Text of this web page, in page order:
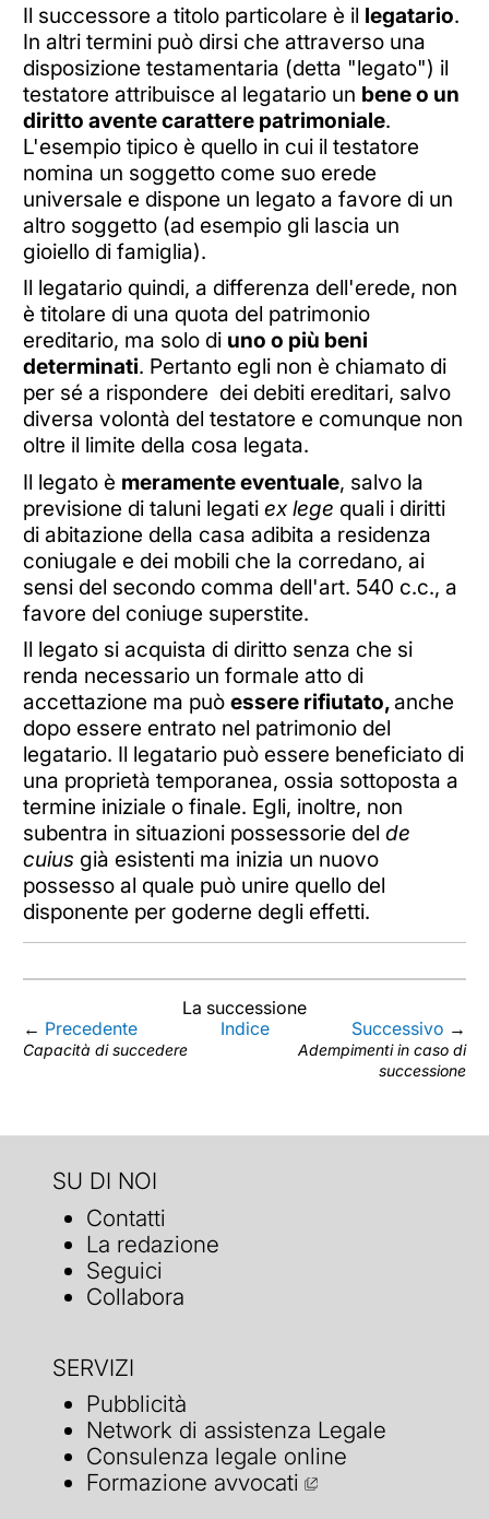
Il successore a titolo particolare è il legatario.
In altri termini può dirsi che attraverso una
disposizione testamentaria (detta "legato") il
testatore attribuisce al legatario un bene o un
diritto avente carattere patrimoniale.
L'esempio tipico è quello in cui il testatore
nomina un soggetto come suo erede
universale e dispone un legato a favore di un
altro soggetto (ad esempio gli lascia un
gioiello di famiglia).
Il legatario quindi, a differenza dell'erede, non
è titolare di una quota del patrimonio
ereditario, ma solo di uno o più beni
determinati. Pertanto egli non è chiamato di
per sé a rispondere dei debiti ereditari, salvo
diversa volontà del testatore e comunque non
oltre il limite della cosa legata.
Il legato è meramente eventuale, salvo la
previsione di taluni legati ex lege quali i diritti
di abitazione della casa adibita a residenza
coniugale e dei mobili che la corredano, ai
sensi del secondo comma dell'art. 540 c.c., a
favore del coniuge superstite.
Il legato si acquista di diritto senza che si
renda necessario un formale atto di
accettazione ma può essere rifiutato,anche
dopo essere entrato nel patrimonio del
legatario. Il legatario può essere beneficiato di
una proprietà temporanea, ossia sottoposta a
termine iniziale o finale. Egli, inoltre, non
subentra in situazioni possessorie del de
cuius già esistenti ma inizia un nuovo
possesso al quale può unire quello del
disponente per goderne degli effetti.
La successione
← Precedente
Capacità di succedere
Indice Successivo →
Adempimenti in caso di
successione
SU DI NOI
Contatti
La redazione
Seguici
Collabora
SERVIZI
Pubblicità
Network di assistenza Legale
Consulenza legale online
Formazione avvocati